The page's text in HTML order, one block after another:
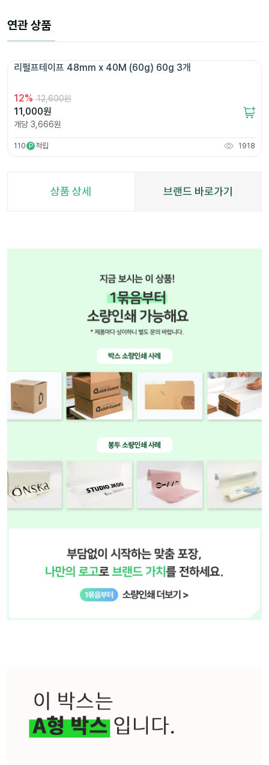
연관 상품
12% 12,600원
11,000원
개당 3,666원
110 P 적립 1918
상품 상세 브랜드 바로가기